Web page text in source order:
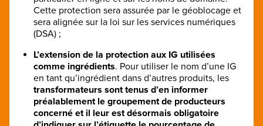
Cette protection sera assurée par le géoblocage et
sera alignée sur la loi sur les services numériques
(DSA) ;
L’extension de la protection aux IG utilisées
comme ingrédients. Pour utiliser le nom d’une IG
en tant qu’ingrédient dans d’autres produits, les
transformateurs sont tenus d’en informer
préalablement le groupement de producteurs
concerné et il leur est désormais obligatoire